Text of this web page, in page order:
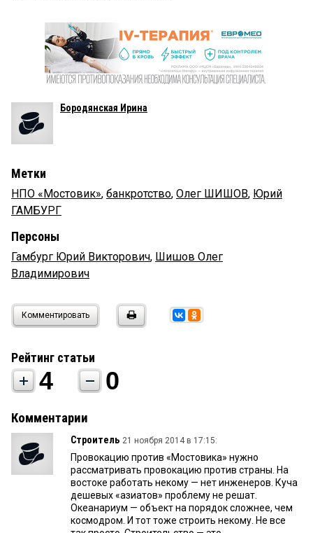
Бородянская Ирина
Метки
НПО «Мостовик», банкротство, Олег ШИШОВ, Юрий
ГАМБУРГ
Персоны
Гамбург Юрий Викторович, Шишов Олег
Владимирович
Комментировать
Рейтинг статьи
4 0
Комментарии
Строитель 21 ноября 2014 в 17:15:
Провокацию против «Мостовика» нужно
рассматривать провокацию против страны. На
востоке работать некому — нет инженеров. Куча
дешевых «азиатов» проблему не решат.
Океанариум — объект на порядок сложнее, чем
космодром. И тот тоже строить некому. Не все